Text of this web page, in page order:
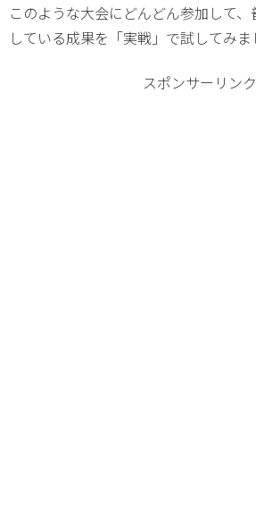
このような大会にどんどん参加して
している成果を「実戦」で試してみま
スポンサーリンク